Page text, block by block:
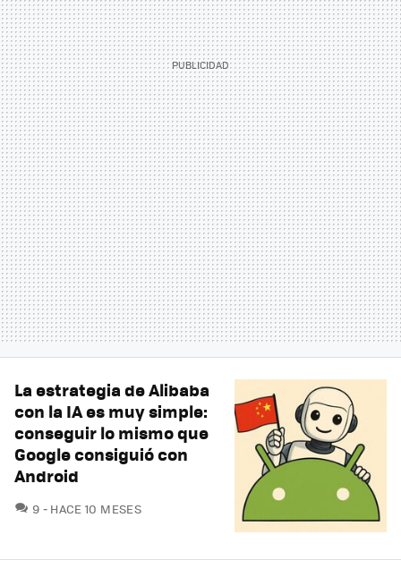
La estrategia de Alibaba
con la IA es muy simple:
conseguir lo mismo que
Google consiguió con
Android
9 COMENTARIOS
HACE 10 MESES